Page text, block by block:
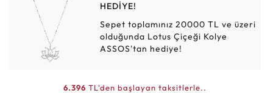
HEDİYE!
Sepet toplamınız 20000 TL ve üzeri
olduğunda Lotus Çiçeği Kolye
ASSOS'tan hediye!
6.396 TL'den başlayan taksitlerle..